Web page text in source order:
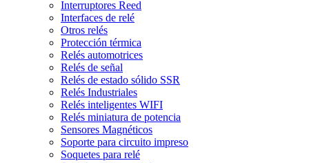
Interruptores Reed
Interfaces de relé
Otros relés
Protección térmica
Relés automotrices
Relés de señal
Relés de estado sólido SSR
Relés Industriales
Relés inteligentes WIFI
Relés miniatura de potencia
Sensores Magnéticos
Soporte para circuito impreso
Soquetes para relé